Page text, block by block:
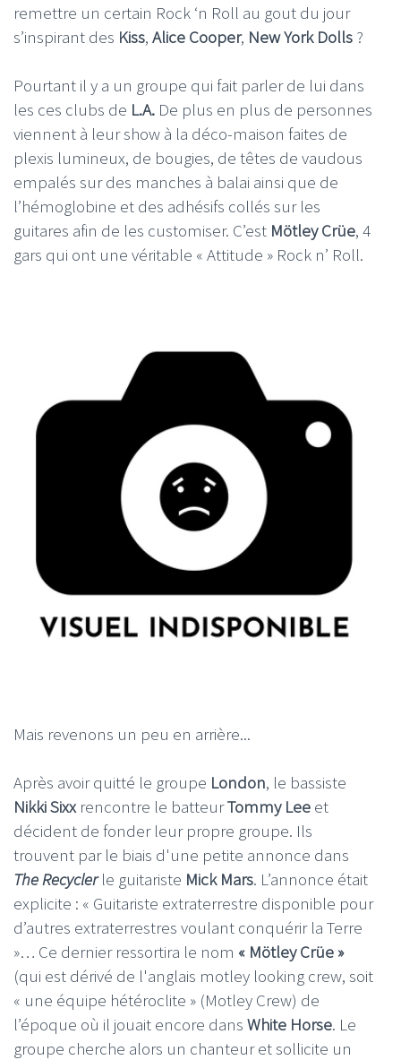
remettre un certain Rock ‘n Roll au gout du jour
s’inspirant des Kiss, Alice Cooper, New York Dolls ?
Pourtant il y a un groupe qui fait parler de lui dans
les ces clubs de L.A. De plus en plus de personnes
viennent à leur show à la déco-maison faites de
plexis lumineux, de bougies, de têtes de vaudous
empalés sur des manches à balai ainsi que de
l’hémoglobine et des adhésifs collés sur les
guitares afin de les customiser. C’est Mötley Crüe, 4
gars qui ont une véritable « Attitude » Rock n’ Roll.
Mais revenons un peu en arrière...
Après avoir quitté le groupe London, le bassiste
Nikki Sixxrencontre le batteurTommy Lee et
décident de fonder leur propre groupe. Ils
trouvent par le biais d'une petite annonce dans
The Recyclerle guitariste Mick Mars. L’annonce était
explicite : « Guitariste extraterrestre disponible pour
d’autres extraterrestres voulant conquérir la Terre
»… Ce dernier ressortira le nom « Mötley Crüe »
(qui est dérivé de l'anglais motley looking crew, soit
« une équipe hétéroclite » (Motley Crew) de
l’époque où il jouait encore dans White Horse. Le
groupe cherche alors un chanteur et sollicite un